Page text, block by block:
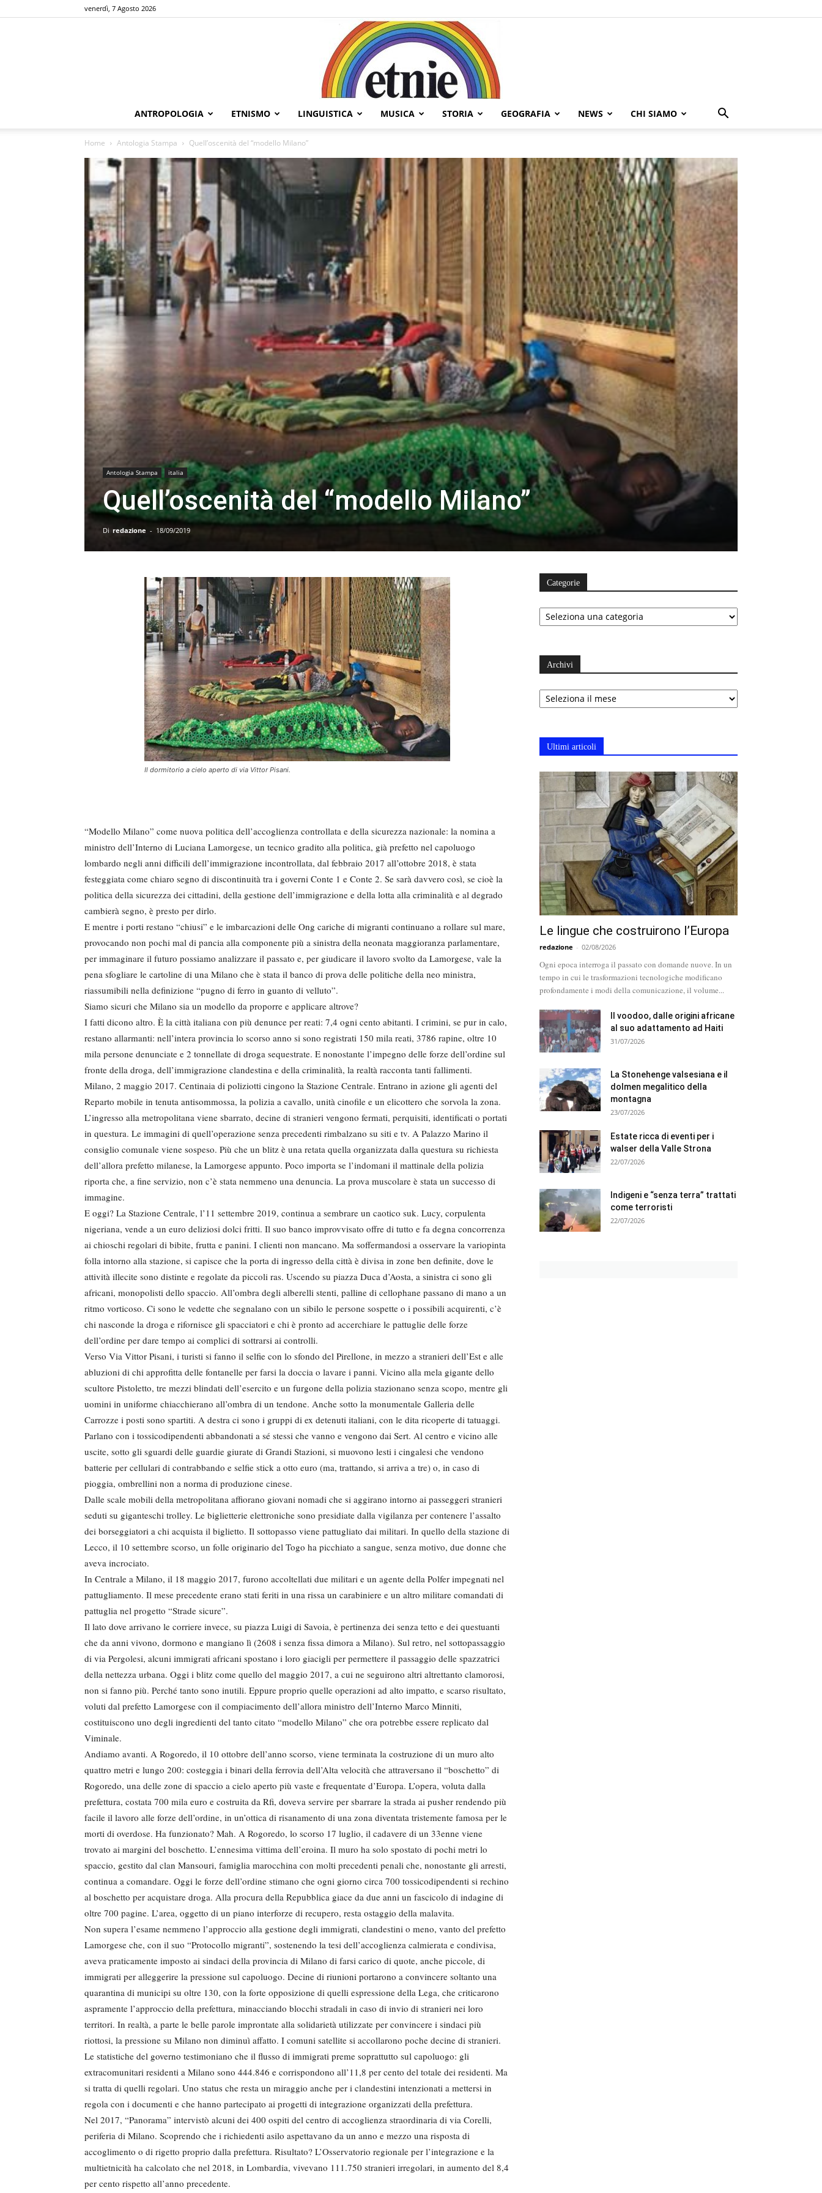
venerdì, 7 Agosto 2026
ANTROPOLOGIA ETNISMO LINGUISTICA MUSICA STORIA GEOGRAFIA NEWS CHI SIAMO
Home Antologia Stampa Quell’oscenità del “modello Milano”
Antologia Stampa italia
Quell’oscenità del “modello Milano”
Di redazione - 18/09/2019
Il dormitorio a cielo aperto di via Vittor Pisani.
“Modello Milano” come nuova politica dell’accoglienza controllata e della sicurezza nazionale: la nomina a
ministro dell’Interno di Luciana Lamorgese, un tecnico gradito alla politica, già prefetto nel capoluogo
lombardo negli anni difficili dell’immigrazione incontrollata, dal febbraio 2017 all’ottobre 2018, è stata
festeggiata come chiaro segno di discontinuità tra i governi Conte 1 e Conte 2. Se sarà davvero così, se cioè la
politica della sicurezza dei cittadini, della gestione dell’immigrazione e della lotta alla criminalità e al degrado
cambierà segno, è presto per dirlo.
E mentre i porti restano “chiusi” e le imbarcazioni delle Ong cariche di migranti continuano a rollare sul mare,
provocando non pochi mal di pancia alla componente più a sinistra della neonata maggioranza parlamentare,
per immaginare il futuro possiamo analizzare il passato e, per giudicare il lavoro svolto da Lamorgese, vale la
pena sfogliare le cartoline di una Milano che è stata il banco di prova delle politiche della neo ministra,
riassumibili nella definizione “pugno di ferro in guanto di velluto”.
Siamo sicuri che Milano sia un modello da proporre e applicare altrove?
I fatti dicono altro. È la città italiana con più denunce per reati: 7,4 ogni cento abitanti. I crimini, se pur in calo,
restano allarmanti: nell’intera provincia lo scorso anno si sono registrati 150 mila reati, 3786 rapine, oltre 10
mila persone denunciate e 2 tonnellate di droga sequestrate. E nonostante l’impegno delle forze dell’ordine sul
fronte della droga, dell’immigrazione clandestina e della criminalità, la realtà racconta tanti fallimenti.
Milano, 2 maggio 2017. Centinaia di poliziotti cingono la Stazione Centrale. Entrano in azione gli agenti del
Reparto mobile in tenuta antisommossa, la polizia a cavallo, unità cinofile e un elicottero che sorvola la zona.
L’ingresso alla metropolitana viene sbarrato, decine di stranieri vengono fermati, perquisiti, identificati o portati
in questura. Le immagini di quell’operazione senza precedenti rimbalzano su siti e tv. A Palazzo Marino il
consiglio comunale viene sospeso. Più che un blitz è una retata quella organizzata dalla questura su richiesta
dell’allora prefetto milanese, la Lamorgese appunto. Poco importa se l’indomani il mattinale della polizia
riporta che, a fine servizio, non c’è stata nemmeno una denuncia. La prova muscolare è stata un successo di
immagine.
E oggi? La Stazione Centrale, l’11 settembre 2019, continua a sembrare un caotico suk. Lucy, corpulenta
nigeriana, vende a un euro deliziosi dolci fritti. Il suo banco improvvisato offre di tutto e fa degna concorrenza
ai chioschi regolari di bibite, frutta e panini. I clienti non mancano. Ma soffermandosi a osservare la variopinta
folla intorno alla stazione, si capisce che la porta di ingresso della città è divisa in zone ben definite, dove le
attività illecite sono distinte e regolate da piccoli ras. Uscendo su piazza Duca d’Aosta, a sinistra ci sono gli
africani, monopolisti dello spaccio. All’ombra degli alberelli stenti, palline di cellophane passano di mano a un
ritmo vorticoso. Ci sono le vedette che segnalano con un sibilo le persone sospette o i possibili acquirenti, c’è
chi nasconde la droga e rifornisce gli spacciatori e chi è pronto ad accerchiare le pattuglie delle forze
dell’ordine per dare tempo ai complici di sottrarsi ai controlli.
Verso Via Vittor Pisani, i turisti si fanno il selfie con lo sfondo del Pirellone, in mezzo a stranieri dell’Est e alle
abluzioni di chi approfitta delle fontanelle per farsi la doccia o lavare i panni. Vicino alla mela gigante dello
scultore Pistoletto, tre mezzi blindati dell’esercito e un furgone della polizia stazionano senza scopo, mentre gli
uomini in uniforme chiacchierano all’ombra di un tendone. Anche sotto la monumentale Galleria delle
Carrozze i posti sono spartiti. A destra ci sono i gruppi di ex detenuti italiani, con le dita ricoperte di tatuaggi.
Parlano con i tossicodipendenti abbandonati a sé stessi che vanno e vengono dai Sert. Al centro e vicino alle
uscite, sotto gli sguardi delle guardie giurate di Grandi Stazioni, si muovono lesti i cingalesi che vendono
batterie per cellulari di contrabbando e selfie stick a otto euro (ma, trattando, si arriva a tre) o, in caso di
pioggia, ombrellini non a norma di produzione cinese.
Dalle scale mobili della metropolitana affiorano giovani nomadi che si aggirano intorno ai passeggeri stranieri
seduti su giganteschi trolley. Le biglietterie elettroniche sono presidiate dalla vigilanza per contenere l’assalto
dei borseggiatori a chi acquista il biglietto. Il sottopasso viene pattugliato dai militari. In quello della stazione di
Lecco, il 10 settembre scorso, un folle originario del Togo ha picchiato a sangue, senza motivo, due donne che
aveva incrociato.
In Centrale a Milano, il 18 maggio 2017, furono accoltellati due militari e un agente della Polfer impegnati nel
pattugliamento. Il mese precedente erano stati feriti in una rissa un carabiniere e un altro militare comandati di
pattuglia nel progetto “Strade sicure”.
Il lato dove arrivano le corriere invece, su piazza Luigi di Savoia, è pertinenza dei senza tetto e dei questuanti
che da anni vivono, dormono e mangiano lì (2608 i senza fissa dimora a Milano). Sul retro, nel sottopassaggio
di via Pergolesi, alcuni immigrati africani spostano i loro giacigli per permettere il passaggio delle spazzatrici
della nettezza urbana. Oggi i blitz come quello del maggio 2017, a cui ne seguirono altri altrettanto clamorosi,
non si fanno più. Perché tanto sono inutili. Eppure proprio quelle operazioni ad alto impatto, e scarso risultato,
voluti dal prefetto Lamorgese con il compiacimento dell’allora ministro dell’Interno Marco Minniti,
costituiscono uno degli ingredienti del tanto citato “modello Milano” che ora potrebbe essere replicato dal
Viminale.
Andiamo avanti. A Rogoredo, il 10 ottobre dell’anno scorso, viene terminata la costruzione di un muro alto
quattro metri e lungo 200: costeggia i binari della ferrovia dell’Alta velocità che attraversano il “boschetto” di
Rogoredo, una delle zone di spaccio a cielo aperto più vaste e frequentate d’Europa. L’opera, voluta dalla
prefettura, costata 700 mila euro e costruita da Rfi, doveva servire per sbarrare la strada ai pusher rendendo più
facile il lavoro alle forze dell’ordine, in un’ottica di risanamento di una zona diventata tristemente famosa per le
morti di overdose. Ha funzionato? Mah. A Rogoredo, lo scorso 17 luglio, il cadavere di un 33enne viene
trovato ai margini del boschetto. L’ennesima vittima dell’eroina. Il muro ha solo spostato di pochi metri lo
spaccio, gestito dal clan Mansouri, famiglia marocchina con molti precedenti penali che, nonostante gli arresti,
continua a comandare. Oggi le forze dell’ordine stimano che ogni giorno circa 700 tossicodipendenti si rechino
al boschetto per acquistare droga. Alla procura della Repubblica giace da due anni un fascicolo di indagine di
oltre 700 pagine. L’area, oggetto di un piano interforze di recupero, resta ostaggio della malavita.
Non supera l’esame nemmeno l’approccio alla gestione degli immigrati, clandestini o meno, vanto del prefetto
Lamorgese che, con il suo “Protocollo migranti”, sostenendo la tesi dell’accoglienza calmierata e condivisa,
aveva praticamente imposto ai sindaci della provincia di Milano di farsi carico di quote, anche piccole, di
immigrati per alleggerire la pressione sul capoluogo. Decine di riunioni portarono a convincere soltanto una
quarantina di municipi su oltre 130, con la forte opposizione di quelli espressione della Lega, che criticarono
aspramente l’approccio della prefettura, minacciando blocchi stradali in caso di invio di stranieri nei loro
territori. In realtà, a parte le belle parole improntate alla solidarietà utilizzate per convincere i sindaci più
riottosi, la pressione su Milano non diminuì affatto. I comuni satellite si accollarono poche decine di stranieri.
Le statistiche del governo testimoniano che il flusso di immigrati preme soprattutto sul capoluogo: gli
extracomunitari residenti a Milano sono 444.846 e corrispondono all’11,8 per cento del totale dei residenti. Ma
si tratta di quelli regolari. Uno status che resta un miraggio anche per i clandestini intenzionati a mettersi in
regola con i documenti e che hanno partecipato ai progetti di integrazione organizzati della prefettura.
Nel 2017, “Panorama” intervistò alcuni dei 400 ospiti del centro di accoglienza straordinaria di via Corelli,
periferia di Milano. Scoprendo che i richiedenti asilo aspettavano da un anno e mezzo una risposta di
accoglimento o di rigetto proprio dalla prefettura. Risultato? L’Osservatorio regionale per l’integrazione e la
multietnicità ha calcolato che nel 2018, in Lombardia, vivevano 111.750 stranieri irregolari, in aumento del 8,4
per cento rispetto all’anno precedente.
Categorie
Categorie
Archivi
Archivi
Ultimi articoli
Le lingue che costruirono l’Europa
redazione - 02/08/2026
Ogni epoca interroga il passato con domande nuove. In un
tempo in cui le trasformazioni tecnologiche modificano
profondamente i modi della comunicazione, il volume...
Il voodoo, dalle origini africane
al suo adattamento ad Haiti
31/07/2026
La Stonehenge valsesiana e il
dolmen megalitico della
montagna
23/07/2026
Estate ricca di eventi per i
walser della Valle Strona
22/07/2026
Indigeni e “senza terra” trattati
come terroristi
22/07/2026